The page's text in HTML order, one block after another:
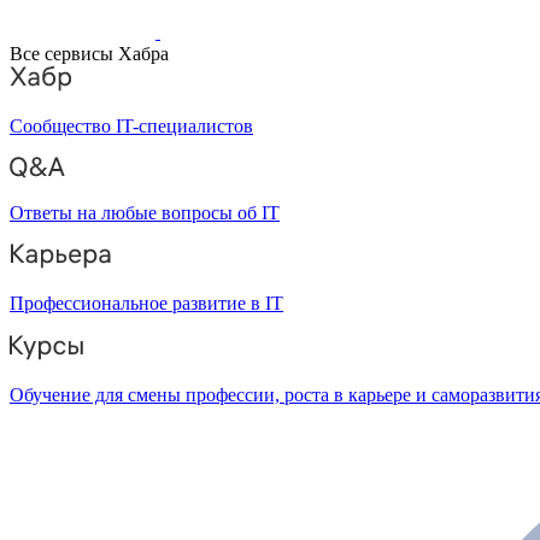
Все сервисы Хабра
Сообщество IT-специалистов
Ответы на любые вопросы об IT
Профессиональное развитие в IT
Обучение для смены профессии, роста в карьере и